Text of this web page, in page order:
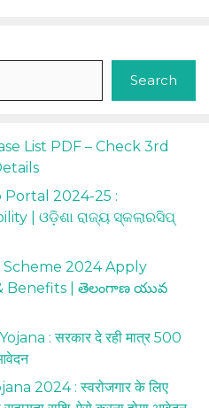
Search
List PDF – Check 3rd
Portal 2024-25 :
| ଓଡ଼ିଶା ରାଜ୍ୟ ସ୍କଲାରସିପ୍
Scheme 2024 Apply
Benefits | తెలంగాణ యువ
: सरकार दे रही मात्र 500
2024 : स्वरोजगार के लिए